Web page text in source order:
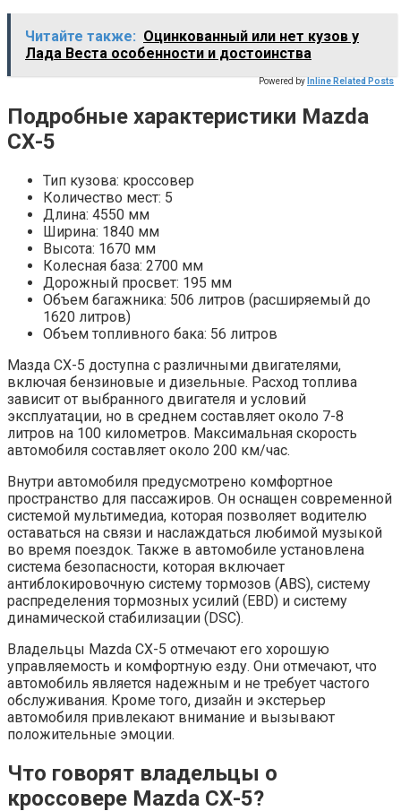
Читайте также: Оцинкованный или нет кузов у
Лада Веста особенности и достоинства
Powered by Inline Related Posts
Подробные характеристики Mazda
СХ-5
Тип кузова: кроссовер
Количество мест: 5
Длина: 4550 мм
Ширина: 1840 мм
Высота: 1670 мм
Колесная база: 2700 мм
Дорожный просвет: 195 мм
Объем багажника: 506 литров (расширяемый до
1620 литров)
Объем топливного бака: 56 литров
Мазда СХ-5 доступна с различными двигателями,
включая бензиновые и дизельные. Расход топлива
зависит от выбранного двигателя и условий
эксплуатации, но в среднем составляет около 7-8
литров на 100 километров. Максимальная скорость
автомобиля составляет около 200 км/час.
Внутри автомобиля предусмотрено комфортное
пространство для пассажиров. Он оснащен современной
системой мультимедиа, которая позволяет водителю
оставаться на связи и наслаждаться любимой музыкой
во время поездок. Также в автомобиле установлена
система безопасности, которая включает
антиблокировочную систему тормозов (ABS), систему
распределения тормозных усилий (EBD) и систему
динамической стабилизации (DSC).
Владельцы Mazda СХ-5 отмечают его хорошую
управляемость и комфортную езду. Они отмечают, что
автомобиль является надежным и не требует частого
обслуживания. Кроме того, дизайн и экстерьер
автомобиля привлекают внимание и вызывают
положительные эмоции.
Что говорят владельцы о
кроссовере Mazda СХ-5?